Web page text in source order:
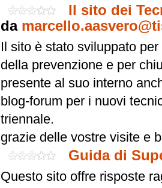
Il sito dei
da
Il sito è stato sviluppato
della prevenzione e per
presente al suo interno
blog-forum per i nuovi
triennale.
grazie delle vostre visite e
Guida di
Questo sito offre risposte